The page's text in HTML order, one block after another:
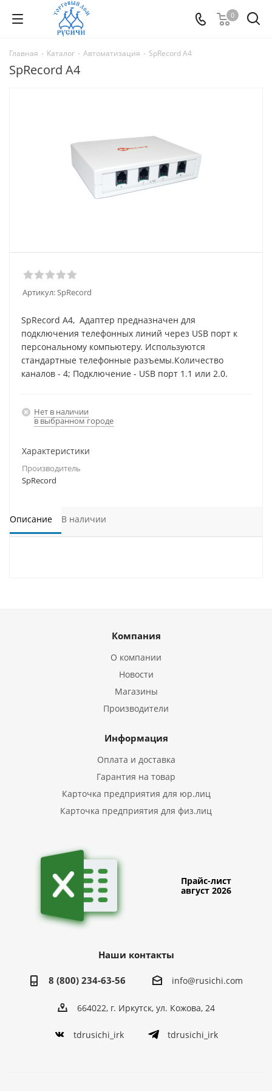
0
Главная - Каталог - Автоматизация - SpRecord A4
SpRecord A4
Артикул:SpRecord
SpRecord A4, Адаптер предназначен для
подключения телефонных линий через USB порт к
персональному компьютеру. Используются
стандартные телефонные разъемы.Количество
каналов - 4; Подключение - USB порт 1.1 или 2.0.
Нет в наличии
в выбранном городе
Характеристики
Производитель
SpRecord
Описание В наличии
Компания
О компании
Новости
Магазины
Производители
Информация
Оплата и доставка
Гарантия на товар
Карточка предприятия для юр.лиц
Карточка предприятия для физ.лиц
Прайс-лист
август 2026
Наши контакты
8 (800) 234-63-56 info@rusichi.com
664022, г. Иркутск, ул. Кожова, 24
tdrusichi_irk tdrusichi_irk